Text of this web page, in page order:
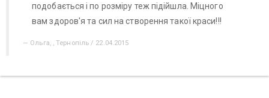
подобається і по розміру теж підійшла. Міцного
вам здоров'я та сил на створення такої краси!!!
Ольга, , Тернопіль / 22.04.2015